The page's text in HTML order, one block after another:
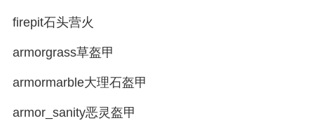
firepit石头营火
armorgrass草盔甲
armormarble大理石盔甲
armor_sanity恶灵盔甲